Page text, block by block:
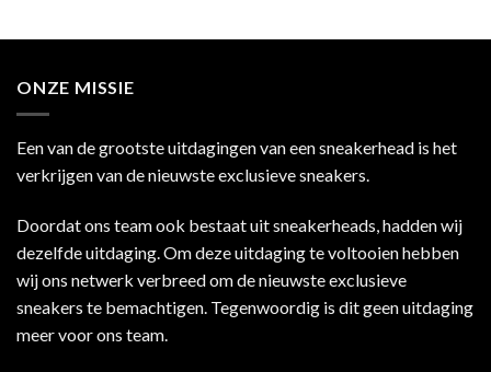
ONZE MISSIE
Een van de grootste uitdagingen van een sneakerhead is het
verkrijgen van de nieuwste exclusieve sneakers.
Doordat ons team ook bestaat uit sneakerheads, hadden wij
dezelfde uitdaging. Om deze uitdaging te voltooien hebben
wij ons netwerk verbreed om de nieuwste exclusieve
sneakers te bemachtigen. Tegenwoordig is dit geen uitdaging
meer voor ons team.